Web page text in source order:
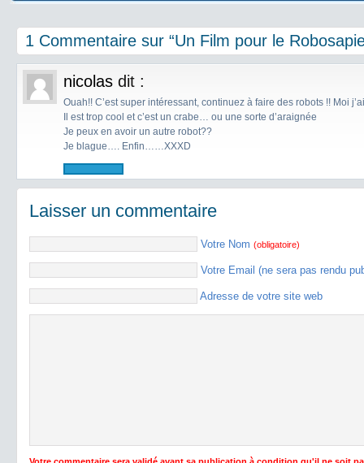
1 Commentaire sur “Un Film pour le
nicolas dit :
Ouah!! C’est super intéressant, continuez à faire des robots !! Moi
Il est trop cool et c’est un crabe… ou une sorte d’araignée
Je peux en avoir un autre robot??
Je blague…. Enfin……XXXD
Laisser un commentaire
Votre Nom (obligatoire)
Votre Email (ne sera pas rendu
Adresse de votre site web